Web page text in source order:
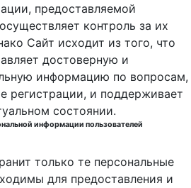
предоставляемой
контроль за их
Сайт исходит из того, что
достоверную и
информацию по вопросам,
регистрации, и поддерживает
состоянии.
информации пользователей
только те персональные
для предоставления и